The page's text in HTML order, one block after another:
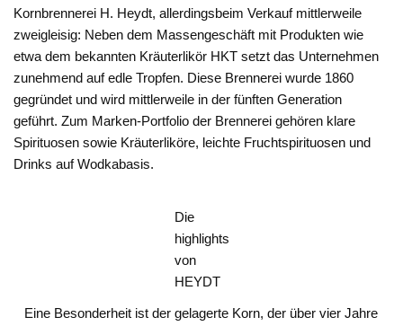
Kornbrennerei H. Heydt, allerdingsbeim Verkauf mittlerweile
zweigleisig: Neben dem Massengeschäft mit Produkten wie
etwa dem bekannten Kräuterlikör HKT setzt das Unternehmen
zunehmend auf edle Tropfen. Diese Brennerei wurde 1860
gegründet und wird mittlerweile in der fünften Generation
geführt. Zum Marken-Portfolio der Brennerei gehören klare
Spirituosen sowie Kräuterliköre, leichte Fruchtspirituosen und
Drinks auf Wodkabasis.
Die
highlights
von
HEYDT
Eine Besonderheit ist der gelagerte Korn, der über vier Jahre